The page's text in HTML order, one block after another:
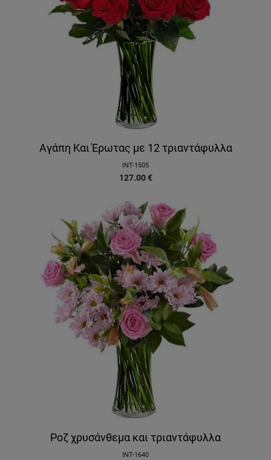
Αγάπη Και Έρωτας με 12 τριαντάφυλλα
INT-1505
127.00 €
Ροζ χρυσάνθεμα και τριαντάφυλλα
INT-1640